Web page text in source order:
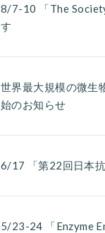
8/7-10 「The
す
世界最大規模の微生
始のお知らせ
6/17 「第22回日本
5/23-24 「Enzyme